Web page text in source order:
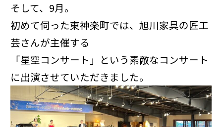
そして、9月。
初めて伺った東神楽町では、旭川家具の匠工
芸さんが主催する
「星空コンサート」という素敵なコンサート
に出演させていただきました。